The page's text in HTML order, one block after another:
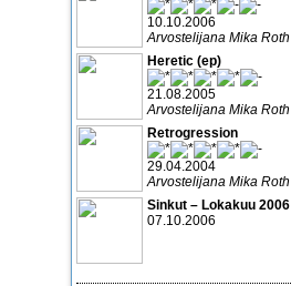
10.10.2006
Arvostelijana Mika Roth
Heretic (ep)
21.08.2005
Arvostelijana Mika Roth
Retrogression
29.04.2004
Arvostelijana Mika Roth
Sinkut – Lokakuu 2006
07.10.2006